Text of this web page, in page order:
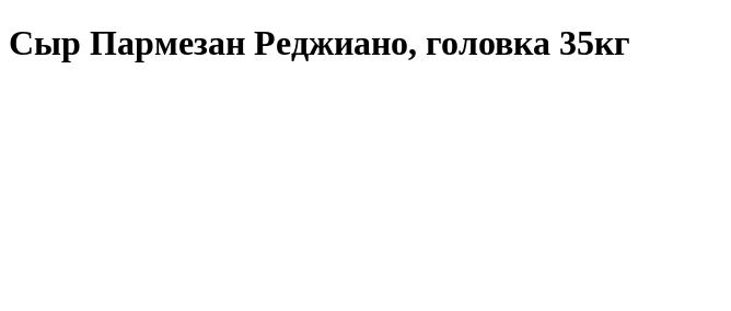
Cыр Пармезан Реджиано, головка 35кг